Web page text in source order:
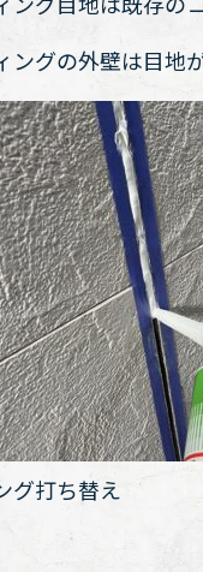
ングの外壁は目地
グ打ち替え